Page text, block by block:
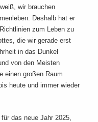
wir brauchen
Deshalb hat er
zum Leben zu
die wir gerade erst
in das Dunkel
von den Meisten
einen großen Raum
heute und immer wieder
das neue Jahr 2025,